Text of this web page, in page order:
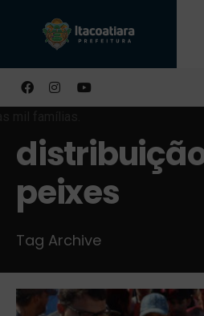
peixes
Tag Archive
Buscar